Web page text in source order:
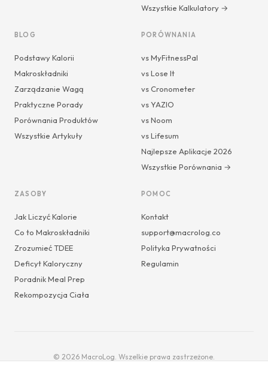
Wszystkie Kalkulatory →
BLOG
Podstawy Kalorii
Makroskładniki
Zarządzanie Wagą
Praktyczne Porady
Porównania Produktów
Wszystkie Artykuły
PORÓWNANIA
vs MyFitnessPal
vs Lose It
vs Cronometer
vs YAZIO
vs Noom
vs Lifesum
Najlepsze Aplikacje 2026
Wszystkie Porównania →
ZASOBY
Jak Liczyć Kalorie
Co to Makroskładniki
Zrozumieć TDEE
Deficyt Kaloryczny
Poradnik Meal Prep
Rekompozycja Ciała
POMOC
Kontakt
support@macrolog.co
Polityka Prywatności
Regulamin
© 2026 MacroLog. Wszelkie prawa zastrzeżone.